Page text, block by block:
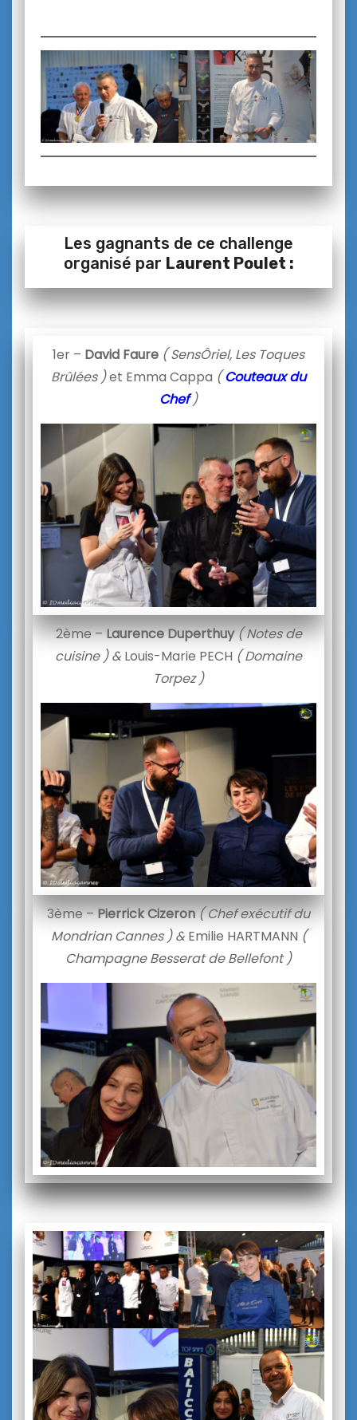
Les gagnants de ce challenge
organisé par Laurent Poulet :
1er – David Faure ( SensÔriel, Les Toques
Brûlées )et Emma Cappa (Couteaux du
Chef)
2ème –Laurence Duperthuy( Notes de
cuisine ) &Louis-Marie PECH ( Domaine
Torpez )
3ème –Pierrick Cizeron( Chef exécutif du
Mondrian Cannes ) &Emilie HARTMANN(
Champagne Besserat de Bellefont )